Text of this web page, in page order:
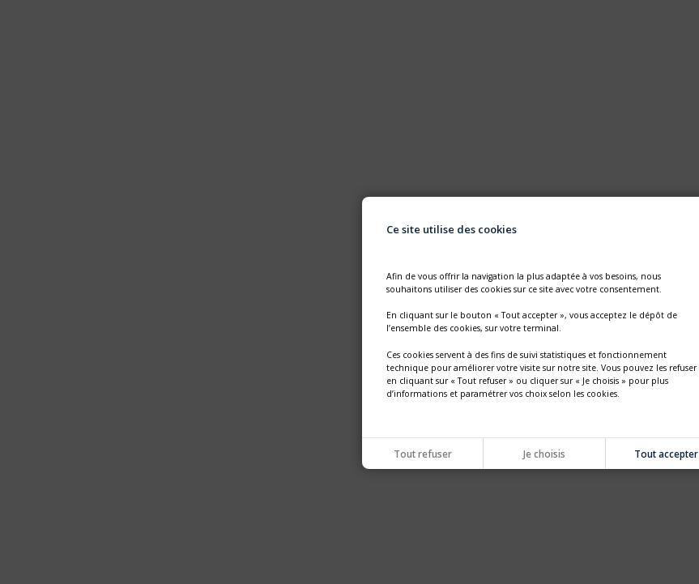
Ce site utilise des cookies
Afin de vous offrir la navigation la plus adaptée à vos besoins, nous
souhaitons utiliser des cookies sur ce site avec votre consentement.
En cliquant sur le bouton « Tout accepter », vous acceptez le dépôt de
l’ensemble des cookies, sur votre terminal.
Ces cookies servent à des fins de suivi statistiques et fonctionnement
technique pour améliorer votre visite sur notre site. Vous pouvez les refuser
en cliquant sur « Tout refuser » ou cliquer sur « Je choisis » pour plus
d’informations et paramétrer vos choix selon les cookies.
Tout refuser Je choisis Tout accepter